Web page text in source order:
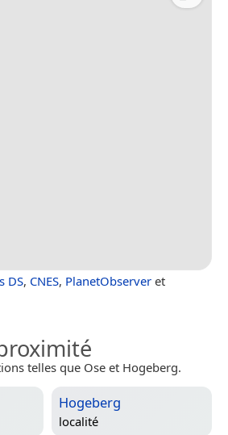
DS, CNES, PlanetObserver et
telles que Ose et Hogeberg.
Hogeberg
localité